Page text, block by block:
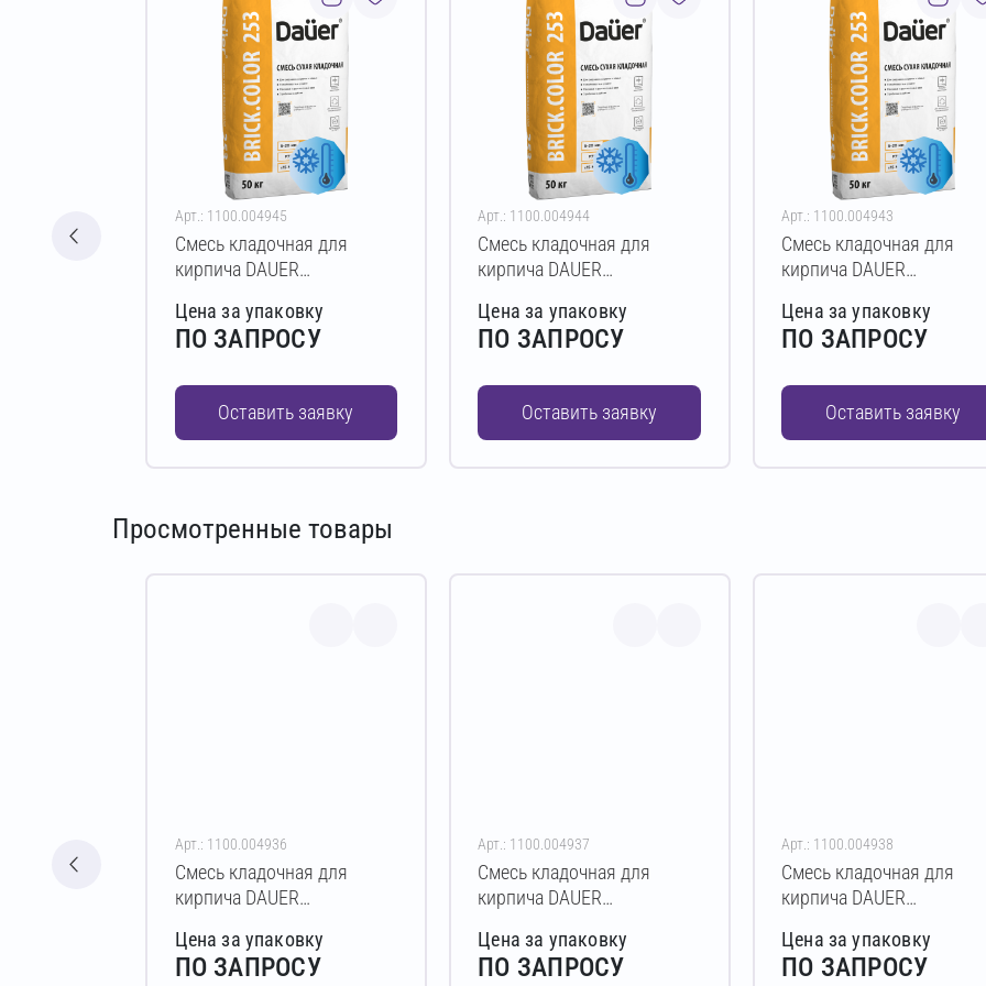
Арт.: 1100.004945
Смесь кладочная для
кирпича DAUER
50 кг (шоколадный)
Цена за упаковку
ПО ЗАПРОСУ
Оставить заявку
Арт.: 1100.004944
Смесь кладочная для
кирпича DAUER
50 кг (темно-коричневый)
Цена за упаковку
ПО ЗАПРОСУ
Оставить заявку
Арт.: 1100.004943
Смесь кладочная для
кирпича DAUER
50 кг (коричневый)
Цена за упаковку
ПО ЗАПРОСУ
Оставить заявку
Просмотренные товары
Арт.: 1100.004936
Смесь кладочная для
кирпича DAUER
50 кг (светло-бежевый)
Цена за упаковку
ПО ЗАПРОСУ
Арт.: 1100.004937
Смесь кладочная для
кирпича DAUER
50 кг (пудра)
Цена за упаковку
ПО ЗАПРОСУ
Арт.: 1100.004938
Смесь кладочная для
кирпича DAUER
50 кг (кремовый)
Цена за упаковку
ПО ЗАПРОСУ